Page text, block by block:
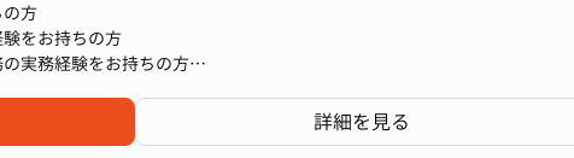
や開示資料の整備を継続的に改善。品質の高い数字づくりを追求してい
タを活かした管理会計・経営分析の仕組みづくりを推進中です。
く、柔軟かつ豊富なキャリアパスが存在します。
ト部門への役割拡張
営管理責任者等）
境において、主体的かつ創造的な業務経験を積むことができます。
得意先の傾向や用いる収益認識基準などが異なるため、1企業に所属しな
加え不動産業界の知識も吸収でき、また、スキルの面においても財務業務
善の提言、M&A案件の買収DD、買収後のPMIなど幅広いスキルアップに
目指すことが可能な職場です
方
をお持ちの方
実務経験をお持ちの方
詳細を見る